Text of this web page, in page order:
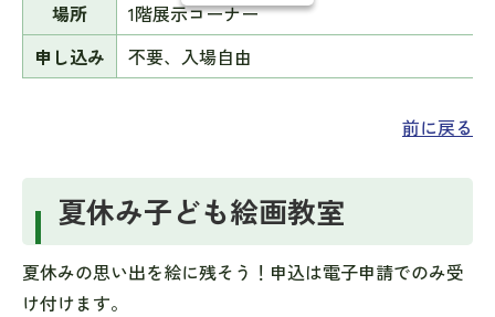
場所
1階展示コーナー
申し込み
不要、入場自由
前に戻る
夏休み子ども絵画教室
夏休みの思い出を絵に残そう！申込は電子申請でのみ受
け付けます。